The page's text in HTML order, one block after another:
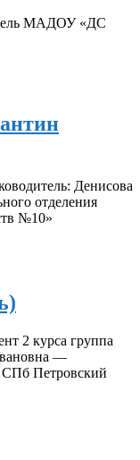
МАДОУ «ДС
Денисова
отделения
№10»
2 курса группа
—
СПб Петровский